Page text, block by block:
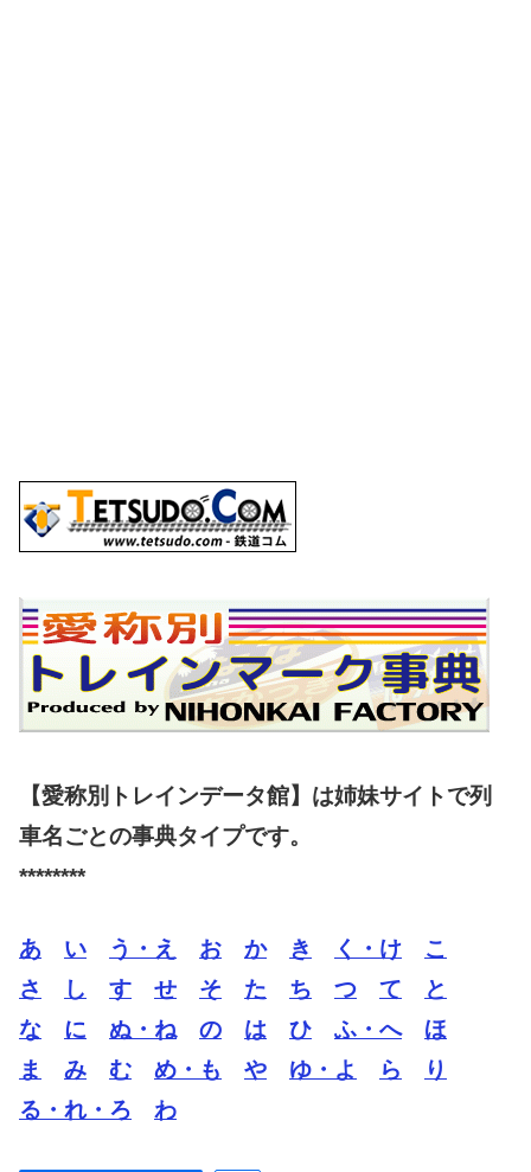
【愛称別トレインデータ館】は姉妹サイトで列
車名ごとの事典タイプです。
********
あ い う・え お か き く・け
こ
さ
し す せ そ た ち つ て
と
な
に ぬ・ね の は ひ ふ・へ
ほ
ま
み む め・も や ゆ・よ ら
り
る・れ・ろ
わ